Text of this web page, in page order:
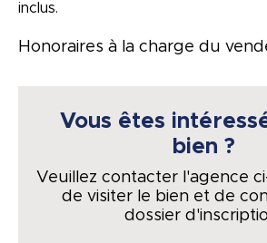
inclus.
Honoraires à la charge du
Vous êtes
bien ?
Veuillez contacter l'agence
de visiter le bien et de
dossier